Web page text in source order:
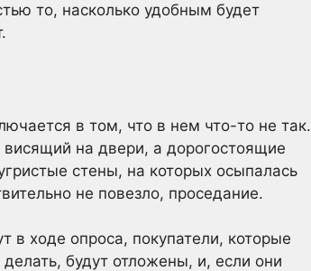
то, насколько удобным будет
в том, что в нем что-то не так.
на двери, а дорогостоящие
стены, на которых осыпалась
не повезло, проседание.
ходе опроса, покупатели, которые
будут отложены, и, если они